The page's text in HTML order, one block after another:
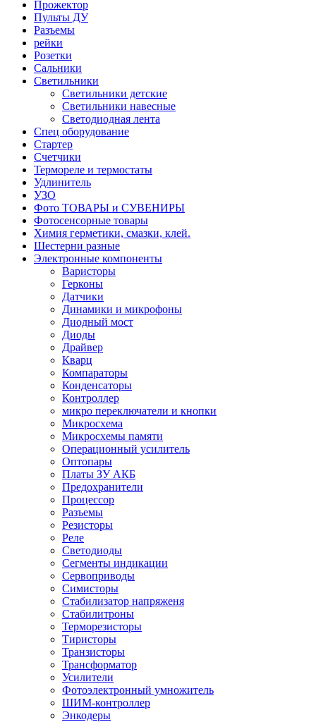
Прожектор
Пульты ДУ
Разъемы
рейки
Розетки
Сальники
Светильники
Светильники детские
Светильники навесные
Светодиодная лента
Спец оборудование
Стартер
Счетчики
Термореле и термостаты
Удлинитель
УЗО
Фото ТОВАРЫ и СУВЕНИРЫ
Фотосенсорные товары
Химия герметики, смазки, клей.
Шестерни разные
Электронные компоненты
Варисторы
Герконы
Датчики
Динамики и микрофоны
Диодный мост
Диоды
Драйвер
Кварц
Компараторы
Конденсаторы
Контроллер
микро переключатели и кнопки
Микросхема
Микросхемы памяти
Операционный усилитель
Оптопары
Платы ЗУ АКБ
Предохранители
Процессор
Разъемы
Резисторы
Реле
Светодиоды
Сегменты индикации
Сервоприводы
Симисторы
Стабилизатор напряженя
Стабилитроны
Терморезисторы
Тиристоры
Транзисторы
Трансформатор
Усилители
Фотоэлектронный умножитель
ШИМ-контроллер
Энкодеры